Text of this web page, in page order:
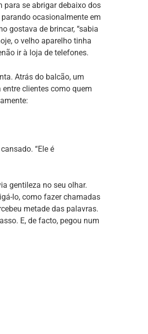
para se abrigar debaixo dos
ocasionalmente em
gostava de brincar, “sabia
o velho aparelho tinha
ir à loja de telefones.
Atrás do balcão, um
clientes como quem
“Ele é
gentileza no seu olhar.
lo, como fazer chamadas
metade das palavras.
E, de facto, pegou num